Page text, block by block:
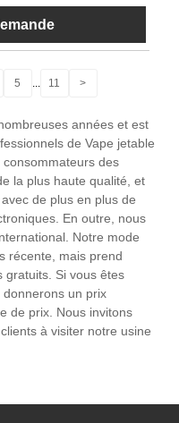
5 11 >
années et est
de Vape jetable
des
la plus haute qualité, et
de plus en plus de
En outre, nous
Notre mode
récente, mais prend
gratuits. Si vous êtes
un prix
de prix. Nous invitons
à visiter notre usine